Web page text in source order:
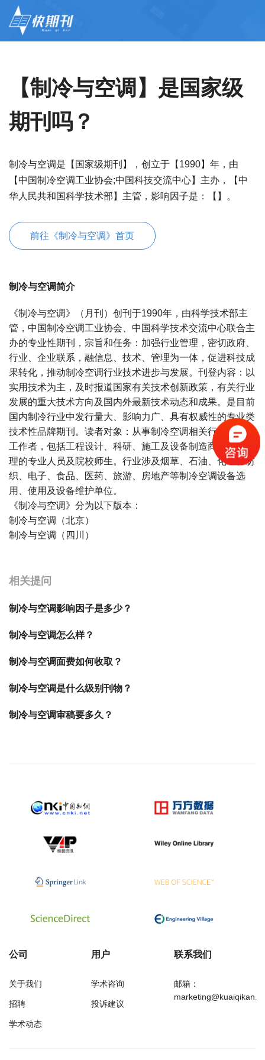
【制冷与空调】是国家级
期刊吗？
制冷与空调是【国家级期刊】，创立于【1990】年，由
【中国制冷空调工业协会;中国科技交流中心】主办，【中
华人民共和国科学技术部】主管，影响因子是：【】。
前往《制冷与空调》首页
制冷与空调简介
《制冷与空调》（月刊）创刊于1990年，由科学技术部主
管，中国制冷空调工业协会、中国科学技术交流中心联合主
办的专业性期刊，宗旨和任务：加强行业管理，密切政府、
行业、企业联系，融信息、技术、管理为一体，促进科技成
果转化，推动制冷空调行业技术进步与发展。刊登内容：以
实用技术为主，及时报道国家有关技术创新政策，有关行业
发展的重大技术方向及国内外最新技术动态和成果。是目前
国内制冷行业中发行量大、影响力广、具有权威性的专业类
技术性品牌期刊。读者对象：从事制冷空调相关行业及科技
工作者，包括工程设计、科研、施工及设备制造商与运营管
理的专业人员及院校师生。行业涉及烟草、石油、化工、纺
织、电子、食品、医药、旅游、房地产等制冷空调设备选
用、使用及设备维护单位。
《制冷与空调》分为以下版本：
制冷与空调（北京）
制冷与空调（四川）
相关提问
制冷与空调影响因子是多少？
制冷与空调怎么样？
制冷与空调面费如何收取？
制冷与空调是什么级别刊物？
制冷与空调审稿要多久？
公司
关于我们
招聘
学术动态
用户
学术咨询
投诉建议
联系我们
邮箱：